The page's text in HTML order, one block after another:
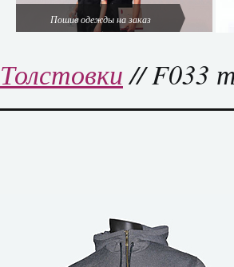
Пошив одежды на заказ
Толстовки// F033